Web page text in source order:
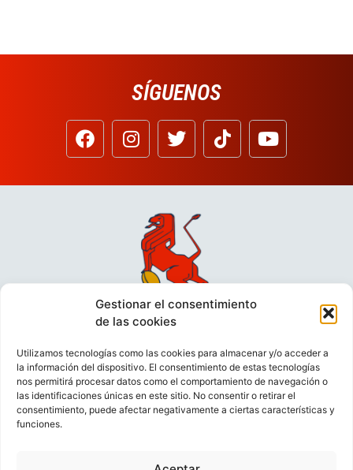
Gestionar el consentimiento
de las cookies
Utilizamos tecnologías como las cookies para almacenar y/o acceder a
la información del dispositivo. El consentimiento de estas tecnologías
nos permitirá procesar datos como el comportamiento de navegación o
las identificaciones únicas en este sitio. No consentir o retirar el
consentimiento, puede afectar negativamente a ciertas características y
funciones.
SÍGUENOS
VIDEOCONFERENCIAS POLÍTICA DE PRIVACIDAD